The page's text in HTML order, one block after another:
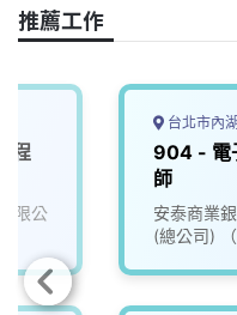
o
k
n
推薦工作
程
限公
台北市內
904 - 電
師
安泰商業
(總公司) （